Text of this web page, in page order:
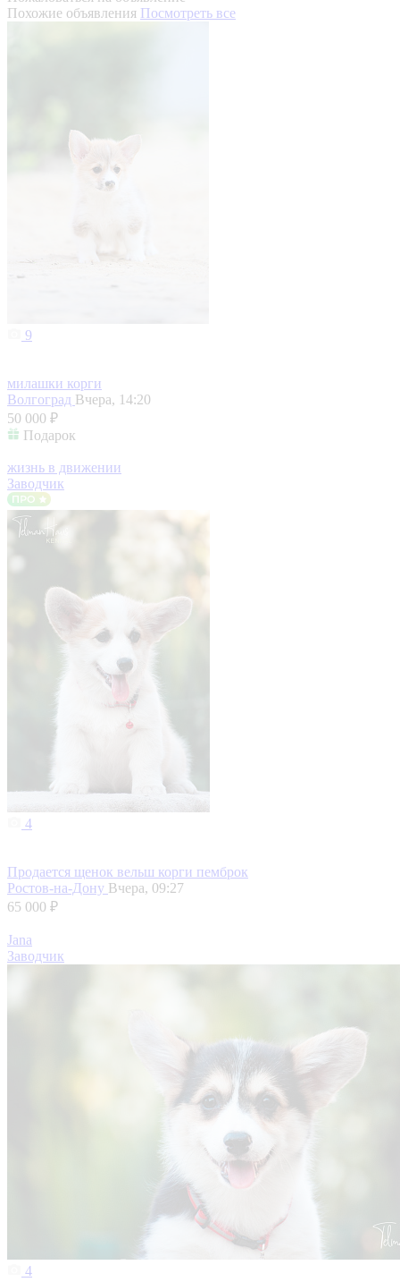
Похожие объявления Посмотреть все
9
милашки корги
Волгоград Вчера, 14:20
50 000 ₽
Подарок
жизнь в движении
Заводчик
4
Продается щенок вельш корги пемброк
Ростов-на-Дону Вчера, 09:27
65 000 ₽
Jana
Заводчик
4